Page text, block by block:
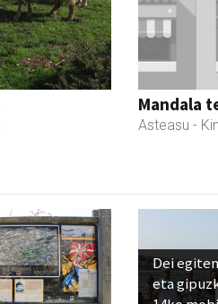
Mandala
Asteasu -
Dei
eta